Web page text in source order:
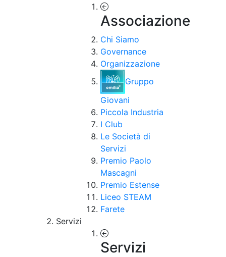
Associazione
Chi Siamo
Governance
Organizzazione
Gruppo
Giovani
Piccola Industria
I Club
Le Società di
Servizi
Premio Paolo
Mascagni
Premio Estense
Liceo STEAM
Farete
Servizi
Servizi